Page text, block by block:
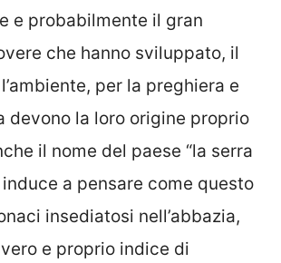
e probabilmente il gran
che hanno sviluppato, il
per la preghiera e
devono la loro origine proprio
il nome del paese “la serra
a pensare come questo
insediatosi nell’abbazia,
e proprio indice di